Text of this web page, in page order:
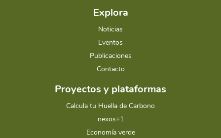
Explora
Noticias
Eventos
Publicaciones
Contacto
Proyectos y plataformas
Calcula tu Huella de Carbono
nexos+1
Economía verde